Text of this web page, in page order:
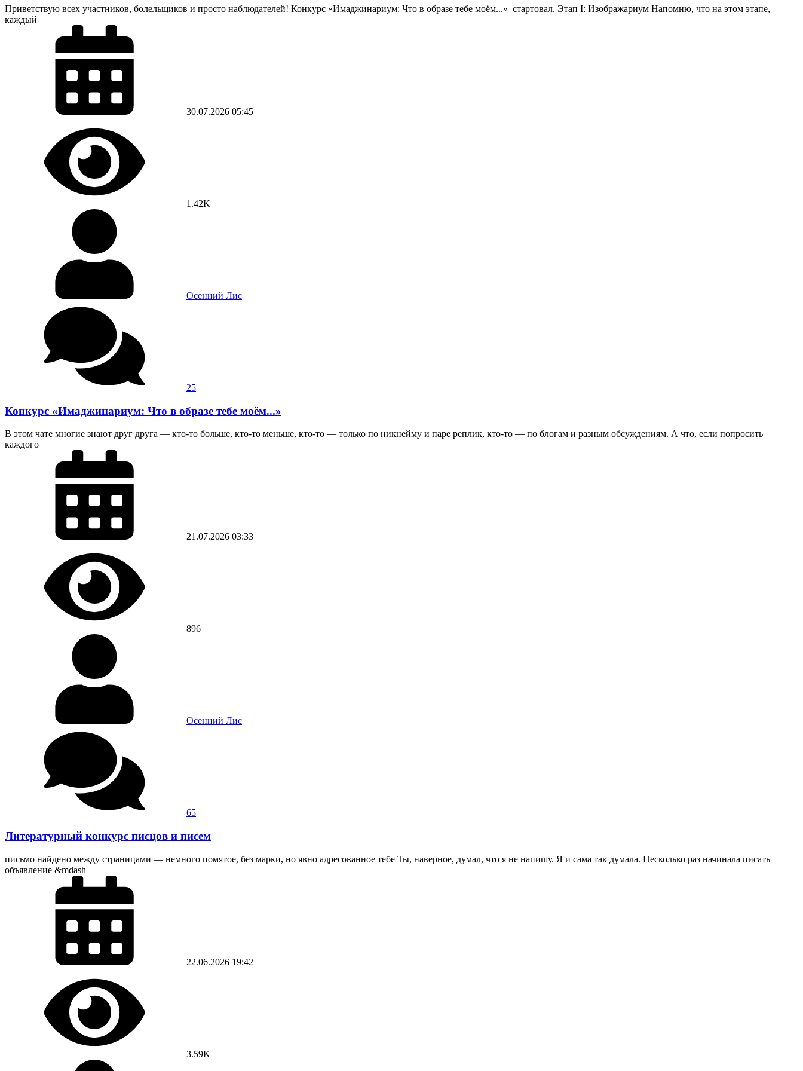
Приветствую всех участников, болельщиков и просто наблюдателей! Конкурс «Имаджинариум: Что в образе тебе моём...» стартовал. Этап I: Изображариум Напомню, что на этом этапе,
каждый
30.07.2026 05:45
1.42K
Осенний Лис
25
Конкурс «Имаджинариум: Что в образе тебе моём...»
В этом чате многие знают друг друга — кто-то больше, кто-то меньше, кто-то — только по никнейму и паре реплик, кто-то — по блогам и разным обсуждениям. А что, если попросить
каждого
21.07.2026 03:33
896
Осенний Лис
65
Литературный конкурс писцов и писем
письмо найдено между страницами — немного помятое, без марки, но явно адресованное тебе Ты, наверное, думал, что я не напишу. Я и сама так думала. Несколько раз начинала писать
объявление &mdash
22.06.2026 19:42
3.59K